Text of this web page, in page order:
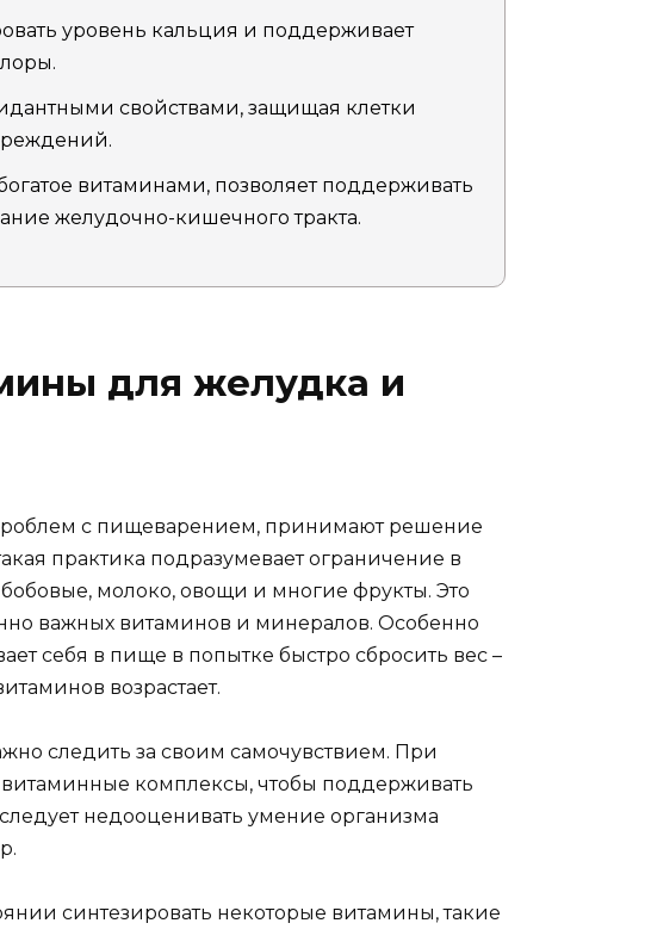
уровень кальция и поддерживает
свойствами, защищая клетки
витаминами, позволяет поддерживать
желудочно-кишечного тракта.
для желудка и
с пищеварением, принимают решение
практика подразумевает ограничение в
молоко, овощи и многие фрукты. Это
важных витаминов и минералов. Особенно
себя в пище в попытке быстро сбросить вес –
возрастает.
следить за своим самочувствием. При
витаминные комплексы, чтобы поддерживать
недооценивать умение организма
синтезировать некоторые витамины, такие